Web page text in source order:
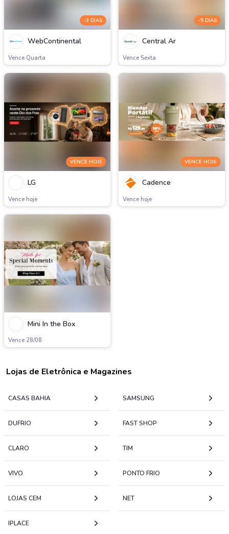
-3 DIAS
WebContinental
Vence Quarta
-5 DIAS
Central Ar
Vence Sexta
VENCE HOJE
LG
Vence hoje
VENCE HOJE
Cadence
Vence hoje
Mini In the Box
Vence 28/08
Lojas de Eletrônica e Magazines
CASAS BAHIA SAMSUNG
DUFRIO FAST SHOP
CLARO TIM
VIVO PONTO FRIO
LOJAS CEM NET
IPLACE